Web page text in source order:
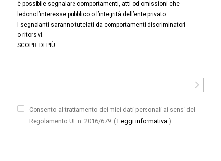
è possibile segnalare comportamenti, atti od omissioni che
ledono l’interesse pubblico o l’integrità dell’ente privato.
I segnalanti saranno tutelati da comportamenti discriminatori
o ritorsivi.
SCOPRI DI PIÙ
Consento al trattamento dei miei dati personali ai sensi del
Regolamento UE n. 2016/679. ( Leggi informativa )